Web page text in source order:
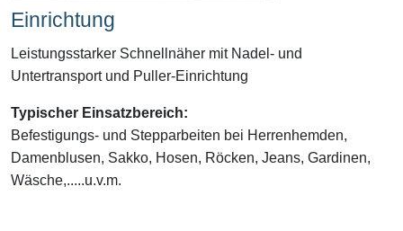
Einrichtung
Leistungsstarker Schnellnäher mit Nadel- und
Untertransport und Puller-Einrichtung
Typischer Einsatzbereich:
Befestigungs- und Stepparbeiten bei Herrenhemden,
Damenblusen, Sakko, Hosen, Röcken, Jeans, Gardinen,
Wäsche,.....u.v.m.